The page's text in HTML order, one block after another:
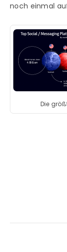
noch einmal
Die